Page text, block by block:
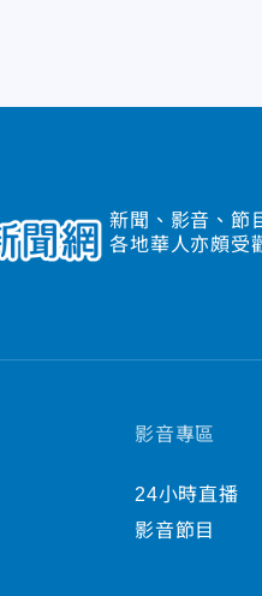
新聞、影音、節
各地華人亦頗受
影音專區
24小時直播
影音節目